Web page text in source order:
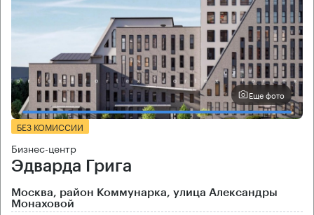
Еще фото
БЕЗ КОМИССИИ
Бизнес-центр
Эдварда Грига
Москва, район Коммунарка, улица Александры
Монаховой